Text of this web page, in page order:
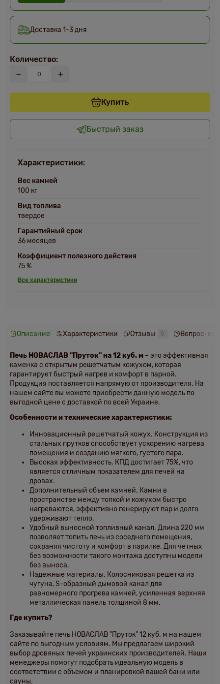
Доставка 1-3 дня
Количество:
Купить
Быстрый заказ
Характеристики:
Вес камней
100 кг
Вид топлива
твердое
Гарантийный срок
36 месяцев
Коэффициент полезного действия
75 %
Все характеристики
Описание Характеристики Отзывы 0 Вопрос-
Печь НОВАСЛАВ "Пруток" на 12 куб. м – это эффективная
каменка с открытым решетчатым кожухом, которая
гарантирует быстрый нагрев и комфорт в парной.
Продукция поставляется напрямую от производителя. На
нашем сайте вы можете приобрести данную модель по
выгодной цене с доставкой по всей Украине.
Особенности и технические характеристики:
Инновационный решетчатый кожух. Конструкция из
стальных прутков способствует ускорению нагрева
помещения и созданию мягкого, густого пара.
Высокая эффективность. КПД достигает 75%, что
является отличным показателем для печей на
дровах.
Дополнительный объем камней. Камни в
пространстве между топкой и кожухом быстро
нагреваются, эффективно генерируют пар и долго
удерживают тепло.
Удобный выносной топливный канал. Длина 220 мм
позволяет топить печь из соседнего помещения,
сохраняя чистоту и комфорт в парилке. Для четных
без возможности такого монтажа доступны модели
без выноса.
Надежные материалы. Колосниковая решетка из
чугуна, S-образный дымовой канал для
равномерного прогрева камней, усиленная верхняя
металлическая панель толщиной 8 мм.
Где купить?
Заказывайте печь НОВАСЛАВ "Пруток" 12 куб. м на нашем
сайте по выгодным условиям. Мы предлагаем широкий
выбор дровяных печей украинских производителей. Наши
менеджеры помогут подобрать идеальную модель в
соответствии с объемом и планировкой вашей бани или
сауны.